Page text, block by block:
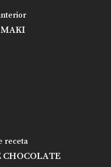
receta
CHOCOLATE